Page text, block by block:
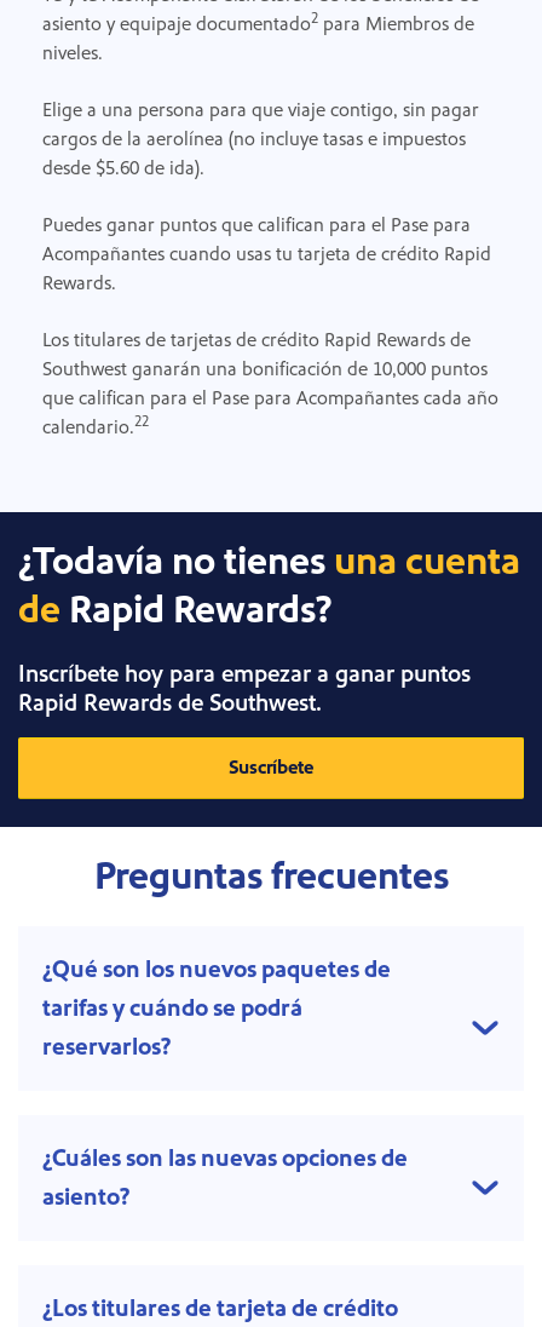
asiento y equipaje documentado2 para Miembros de
niveles.
Elige a una persona para que viaje contigo, sin pagar
cargos de la aerolínea (no incluye tasas e impuestos
desde $5.60 de ida).
Puedes ganar puntos que califican para el Pase para
Acompañantes cuando usas tu tarjeta de crédito Rapid
Rewards.
Los titulares de tarjetas de crédito Rapid Rewards de
Southwest ganarán una bonificación de 10,000 puntos
que califican para el Pase para Acompañantes cada año
calendario.22
¿Todavía no tienes una cuenta
de Rapid Rewards?
Inscríbete hoy para empezar a ganar puntos
Rapid Rewards de Southwest.
Suscríbete
Preguntas frecuentes
¿Qué son los nuevos paquetes de
tarifas y cuándo se podrá
reservarlos?
¿Cuáles son las nuevas opciones de
asiento?
¿Los titulares de tarjeta de crédito